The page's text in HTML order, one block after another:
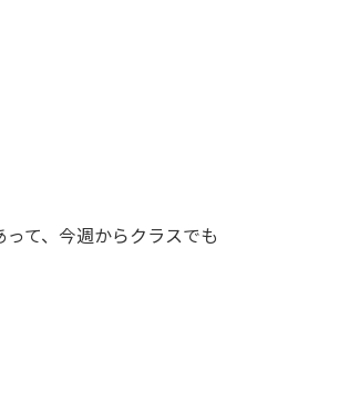
て、今週からクラスでも